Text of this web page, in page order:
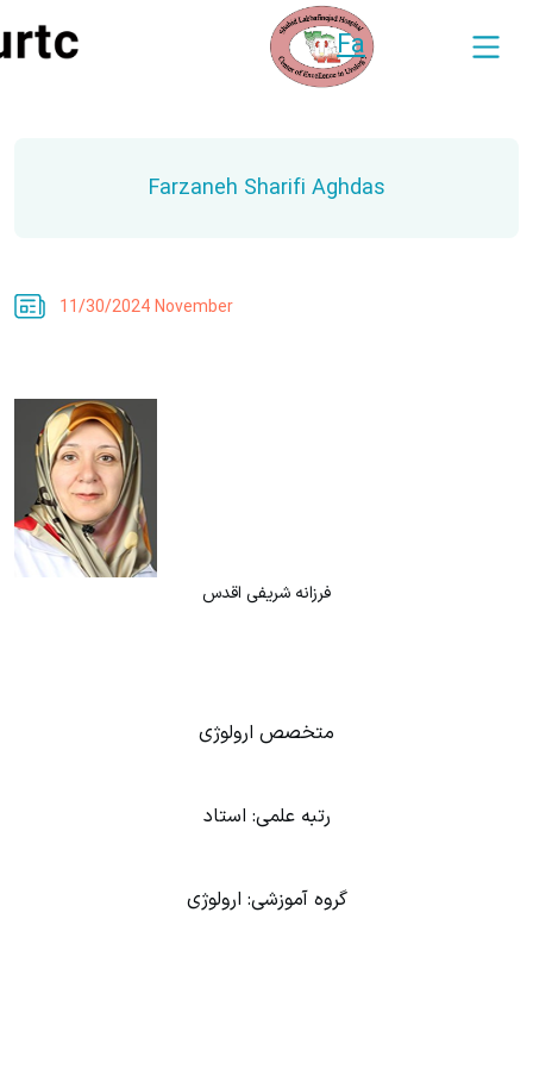
Fa
Farzaneh Sharifi Aghdas
11/30/2024 November
فرزانه شریفی اقدس
متخصص ارولوژی
رتبه علمی: استاد
گروه آموزشی: ارولوژی